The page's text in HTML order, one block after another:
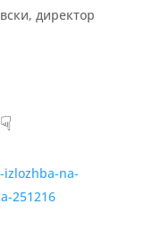
директор